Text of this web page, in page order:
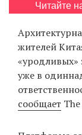
Читайте
жителей
«уродливых»
уже в
сообщает